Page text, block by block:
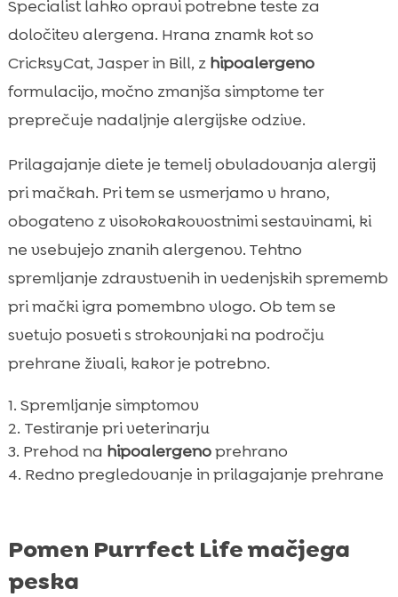
Specialist lahko opravi potrebne teste za
določitev alergena. Hrana znamk kot so
CricksyCat, Jasper in Bill, z hipoalergeno
formulacijo, močno zmanjša simptome ter
preprečuje nadaljnje alergijske odzive.
Prilagajanje diete je temelj obvladovanja alergij
pri mačkah. Pri tem se usmerjamo v hrano,
obogateno z visokokakovostnimi sestavinami, ki
ne vsebujejo znanih alergenov. Tehtno
spremljanje zdravstvenih in vedenjskih sprememb
pri mački igra pomembno vlogo. Ob tem se
svetujo posveti s strokovnjaki na področju
prehrane živali, kakor je potrebno.
Spremljanje simptomov
Testiranje pri veterinarju
Prehod na hipoalergenoprehrano
Redno pregledovanje in prilagajanje prehrane
Pomen Purrfect Life mačjega
peska